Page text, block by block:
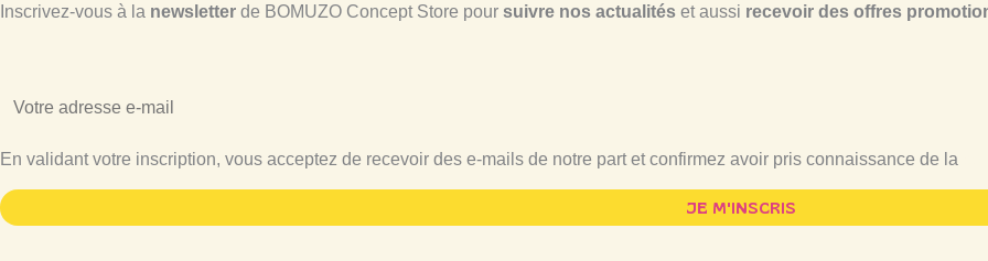
Inscrivez-vous à la newsletter de BOMUZO Concept Store pour suivre nos actualités et aussi recevoir des offres
En validant votre inscription, vous acceptez de recevoir des e-mails de notre part et confirmez avoir pris connaissance de la